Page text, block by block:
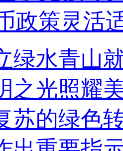
政策灵活
绿水青山
之光照耀
苏的绿色